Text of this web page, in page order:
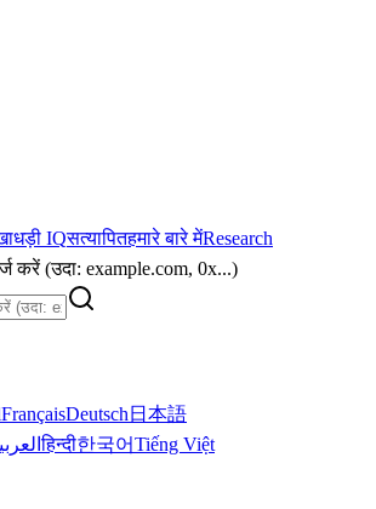
IQसत्यापितहमारे बारे मेंResearch
करें (उदा: example.com, 0x...)
FrançaisDeutsch 日本語
हिन्दी한국어Tiếng Việt